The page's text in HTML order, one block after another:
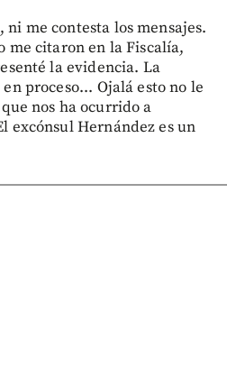
ni me contesta los mensajes.
me citaron en la Fiscalía,
la evidencia. La
proceso... Ojalá esto no le
nos ha ocurrido a
excónsul Hernández es un